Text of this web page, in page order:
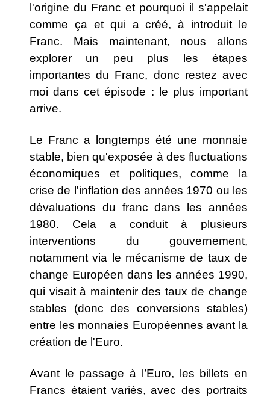
l'origine du Franc et pourquoi il s'appelait
comme ça et qui a créé, à introduit le
Franc. Mais maintenant, nous allons
explorer un peu plus les étapes
importantes du Franc, donc restez avec
moi dans cet épisode : le plus important
arrive.
Le Franc a longtemps été une monnaie
stable, bien qu'exposée à des fluctuations
économiques et politiques, comme la
crise de l'inflation des années 1970 ou les
dévaluations du franc dans les années
1980. Cela a conduit à plusieurs
interventions du gouvernement,
notamment via le mécanisme de taux de
change Européen dans les années 1990,
qui visait à maintenir des taux de change
stables (donc des conversions stables)
entre les monnaies Européennes avant la
création de l'Euro.
Avant le passage à l’Euro, les billets en
Francs étaient variés, avec des portraits